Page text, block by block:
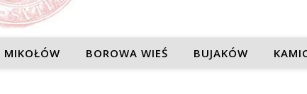
MIKOŁÓW BOROWA WIEŚ BUJAKÓW